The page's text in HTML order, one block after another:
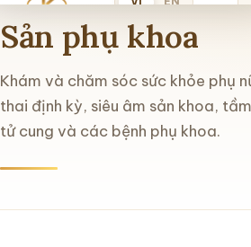
Đặt lịch khám
Trang chủ
Sản phụ khoa
Khám và chăm sóc sức khỏe phụ
thai định kỳ, siêu âm sản khoa,
tử cung và các bệnh phụ khoa.